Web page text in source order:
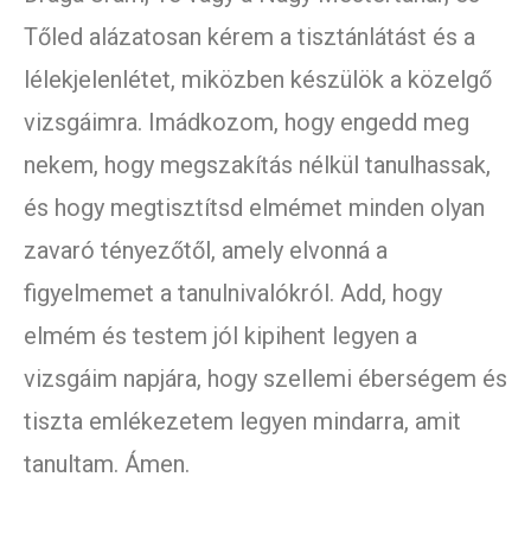
Tőled alázatosan kérem a tisztánlátást és a
lélekjelenlétet, miközben készülök a közelgő
vizsgáimra. Imádkozom, hogy engedd meg
nekem, hogy megszakítás nélkül tanulhassak,
és hogy megtisztítsd elmémet minden olyan
zavaró tényezőtől, amely elvonná a
figyelmemet a tanulnivalókról. Add, hogy
elmém és testem jól kipihent legyen a
vizsgáim napjára, hogy szellemi éberségem és
tiszta emlékezetem legyen mindarra, amit
tanultam. Ámen.